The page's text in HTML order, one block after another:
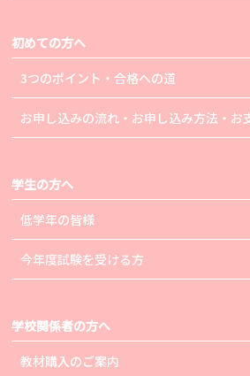
初めての方へ
3つのポイント・合格への道
お申し込みの流れ・お申し込み方法・お
学生の方へ
低学年の皆様
今年度試験を受ける方
学校関係者の方へ
教材購入のご案内